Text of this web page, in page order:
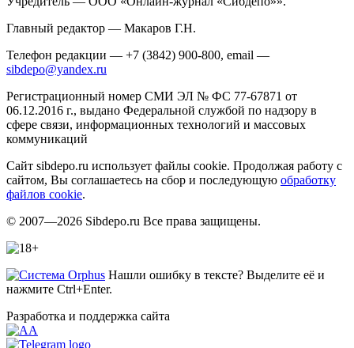
Главный редактор — Макаров Г.Н.
Телефон редакции — +7 (3842) 900-800, email —
sibdepo@yandex.ru
Регистрационный номер СМИ ЭЛ № ФС 77-67871 от
06.12.2016 г., выдано Федеральной службой по надзору в
сфере связи, информационных технологий и массовых
коммуникаций
Сайт sibdepo.ru использует файлы cookie. Продолжая работу с
сайтом, Вы соглашаетесь на сбор и последующую обработку
файлов cookie.
© 2007—2026 Sibdepo.ru Все права защищены.
Нашли ошибку в тексте? Выделите её и
нажмите Ctrl+Enter.
Разработка и поддержка сайта